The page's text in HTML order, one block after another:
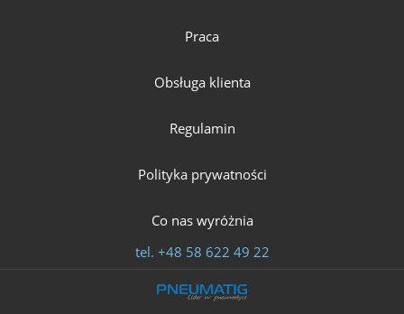
Praca
Obsługa klienta
Regulamin
Polityka prywatności
Co nas wyróżnia
tel. +48 58 622 49 22